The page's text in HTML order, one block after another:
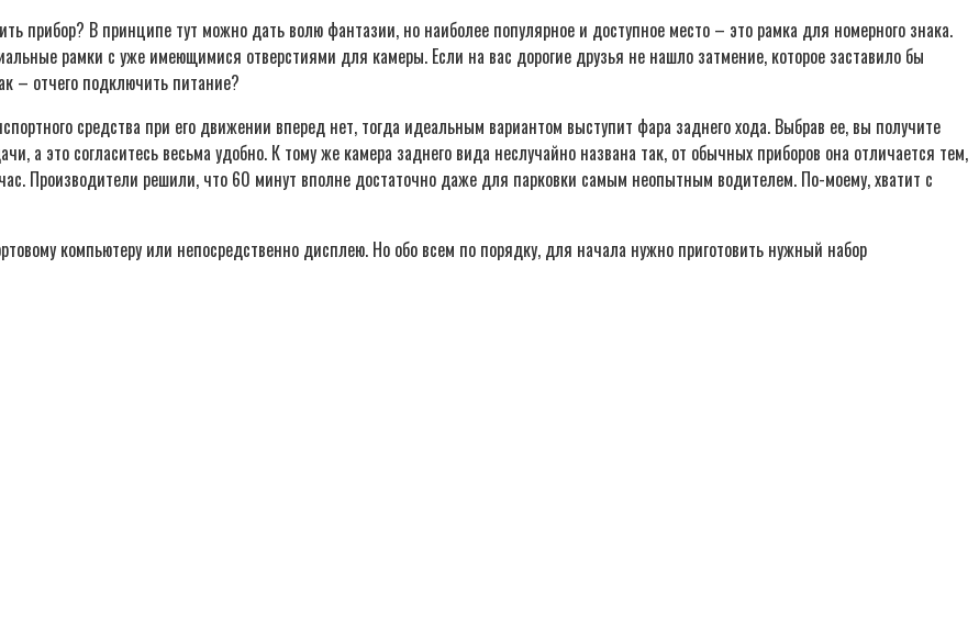
прибор? В принципе тут можно дать волю фантазии, но наиболее популярное и доступное место – это рамка для номерного знака.
рамки с уже имеющимися отверстиями для камеры. Если на вас дорогие друзья не нашло затмение, которое заставило бы
– отчего подключить питание?
средства при его движении вперед нет, тогда идеальным вариантом выступит фара заднего хода. Выбрав ее, вы получите
а это согласитесь весьма удобно. К тому же камера заднего вида неслучайно названа так, от обычных приборов она отличается тем,
Производители решили, что 60 минут вполне достаточно даже для парковки самым неопытным водителем. По-моему, хватит с
компьютеру или непосредственно дисплею. Но обо всем по порядку, для начала нужно приготовить нужный набор